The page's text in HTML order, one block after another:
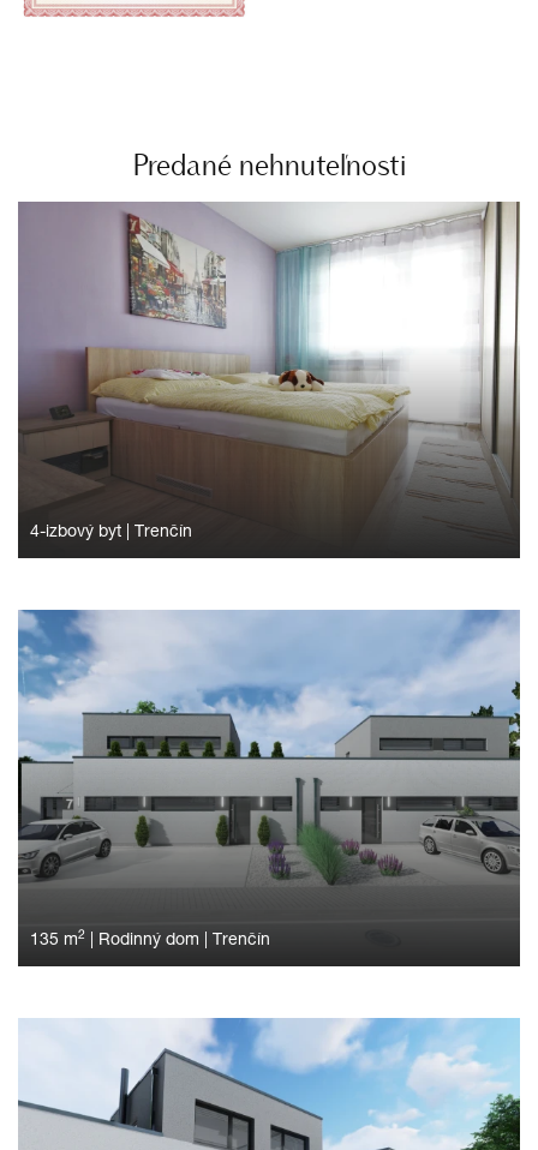
Predané nehnuteľnosti
4-izbový byt Trenčín
135 m2 Rodinný dom Trenčín